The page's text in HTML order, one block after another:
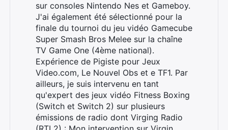
sur consoles Nintendo Nes et Gameboy.
J'ai également été sélectionné pour la
finale du tournoi du jeu vidéo Gamecube
Super Smash Bros Melee sur la chaîne
TV Game One (4ème national).
Expérience de Pigiste pour Jeux
Video.com, Le Nouvel Obs et e TF1. Par
ailleurs, je suis intervenu en tant
qu'expert des jeux vidéo Fitness Boxing
(Switch et Switch 2) sur plusieurs
émissions de radio dont Virging Radio